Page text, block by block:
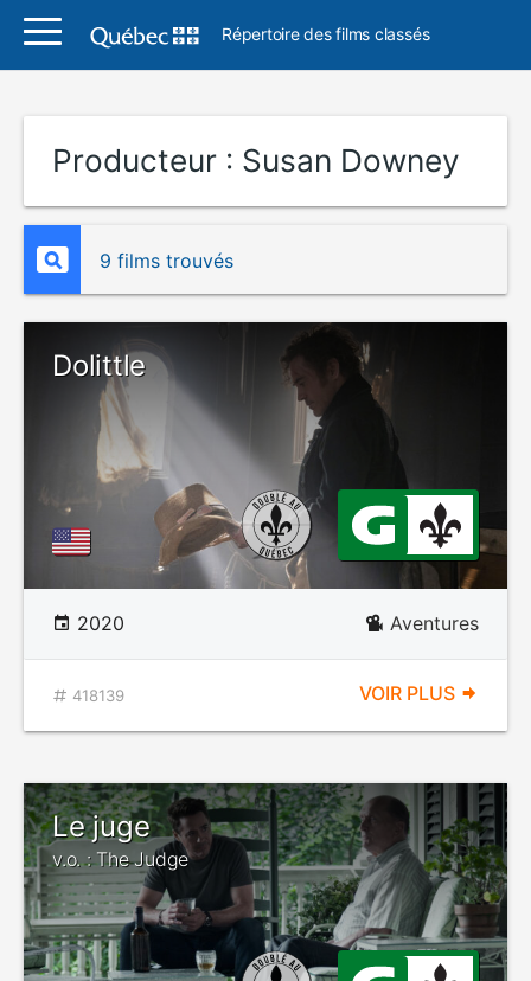
Répertoire des films classés
Producteur : Susan Downey
9 films trouvés
Dolittle
2020 Aventures
418139 VOIR PLUS
Le juge
v.o. : The Judge